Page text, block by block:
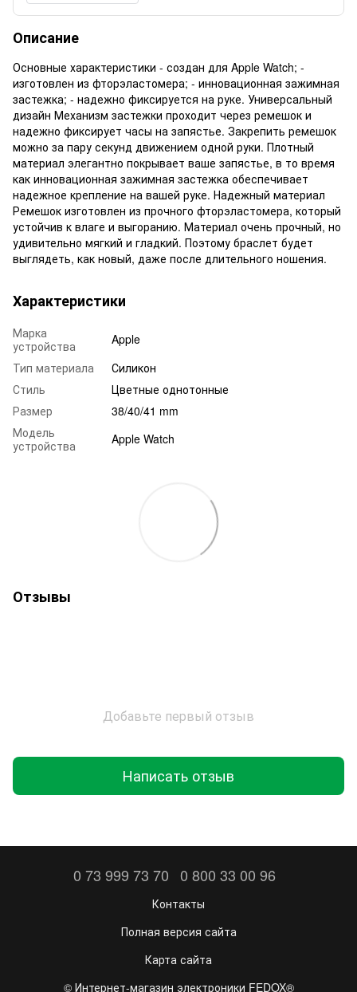
Описание
Основные характеристики - создан для Apple Watch; -
изготовлен из фторэластомера; - инновационная зажимная
застежка; - надежно фиксируется на руке. Универсальный
дизайн Механизм застежки проходит через ремешок и
надежно фиксирует часы на запястье. Закрепить ремешок
можно за пару секунд движением одной руки. Плотный
материал элегантно покрывает ваше запястье, в то время
как инновационная зажимная застежка обеспечивает
надежное крепление на вашей руке. Надежный материал
Ремешок изготовлен из прочного фторэластомера, который
устойчив к влаге и выгоранию. Материал очень прочный, но
удивительно мягкий и гладкий. Поэтому браслет будет
выглядеть, как новый, даже после длительного ношения.
Характеристики
Марка
устройства
Apple
Тип материала
Силикон
Стиль
Цветные однотонные
Размер
38/40/41 mm
Модель
устройства
Apple Watch
Отзывы
Добавьте первый отзыв
Написать отзыв
0 73 999 73 70 0 800 33 00 96
Контакты
Полная версия сайта
Карта сайта
©️ Интернет-магазин электроники FEDOX®